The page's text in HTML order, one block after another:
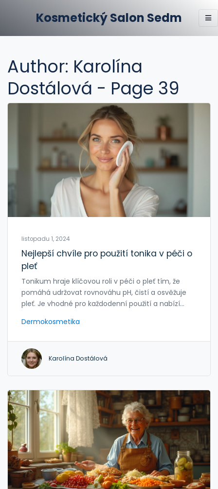
Kosmetický Salon Sedm
Author: Karolína
Dostálová - Page 39
listopadu 1, 2024
Nejlepší chvíle pro použití tonika v péči o
pleť
Tonikum hraje klíčovou roli v péči o pleť tím, že
pomáhá udržovat rovnováhu pH, čistí a osvěžuje
pleť. Je vhodné pro každodenní použití a nabízí
jak tonikum používat pro dosažení nejlepšího
účincích.
Dermokosmetika
Karolína Dostálová